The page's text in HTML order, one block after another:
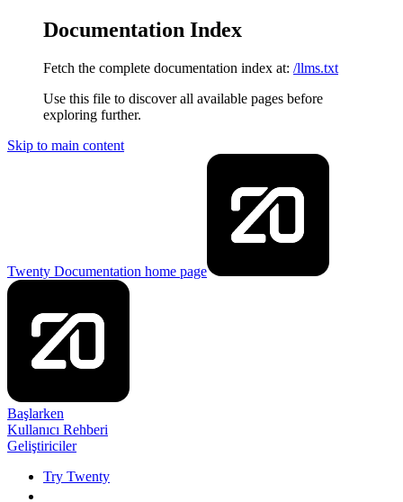
Documentation Index
Fetch the complete documentation index at: /llms.txt
Use this file to discover all available pages before
exploring further.
Skip to main content
Twenty Documentation home page
Başlarken
Kullanıcı Rehberi
Geliştiriciler
Try Twenty